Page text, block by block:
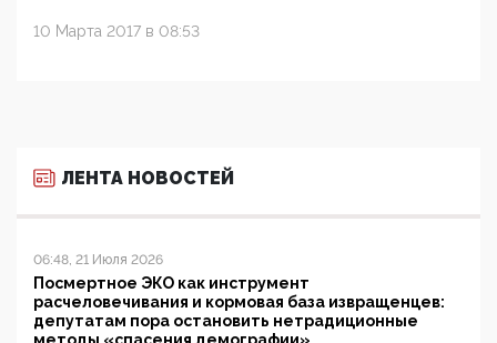
10 Марта 2017 в 08:53
ЛЕНТА НОВОСТЕЙ
06:48, 21 Июля 2026
Посмертное ЭКО как инструмент
расчеловечивания и кормовая база извращенцев:
депутатам пора остановить нетрадиционные